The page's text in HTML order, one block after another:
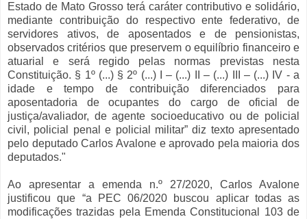
Estado de Mato Grosso terá caráter contributivo e solidário,
mediante contribuição do respectivo ente federativo, de
servidores ativos, de aposentados e de pensionistas,
observados critérios que preservem o equilíbrio financeiro e
atuarial e será regido pelas normas previstas nesta
Constituição. § 1º (...) § 2º (...) I – (...) II – (...) III – (...) IV - a
idade e tempo de contribuição diferenciados para
aposentadoria de ocupantes do cargo de oficial de
justiça/avaliador, de agente socioeducativo ou de policial
civil, policial penal e policial militar” diz texto apresentado
pelo deputado Carlos Avalone e aprovado pela maioria dos
deputados."
Ao apresentar a emenda n.º 27/2020, Carlos Avalone
justificou que “a PEC 06/2020 buscou aplicar todas as
modificações trazidas pela Emenda Constitucional 103 de